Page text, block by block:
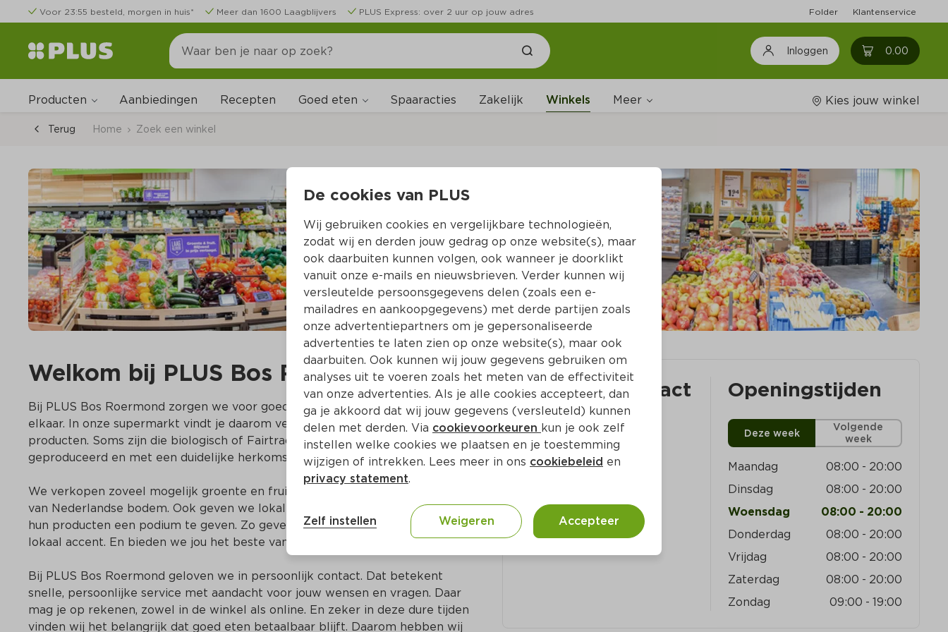
Voor 23:55 besteld, morgen in huis* Meer dan 1600 Laagblijvers PLUS Express: over 2 uur op jouw adres Folder Klantenservice
Inloggen 0.00 0
Producten Aanbiedingen Recepten Goed eten Spaaracties Zakelijk Winkels Meer
Wijnshop
Boodschappenlijstjes
Kies jouw winkel
Terug Home Zoek een winkel
Welkom bij PLUS Bos Roermond
Bij PLUS Bos Roermond zorgen we voor goed eten, voor de buurt en voor
elkaar. In onze supermarkt vindt je daarom veel verse en lokale
producten. Soms zijn die biologisch of Fairtrade. Maar altijd zijn ze eerlijk
geproduceerd en met een duidelijke herkomst. Zo weet jij wat je eet.
We verkopen zoveel mogelijk groente en fruit uit het seizoen, liefst
van Nederlandse bodem. Ook geven we lokale ondernemers de ruimte om
hun producten een podium te geven. Zo geven we ons landelijke merk een
lokaal accent. En bieden we jou het beste van twee werelden.
Bij PLUS Bos Roermond geloven we in persoonlijk contact. Dat betekent
snelle, persoonlijke service met aandacht voor jouw wensen en vragen. Daar
mag je op rekenen, zowel in de winkel als online. En zeker in deze dure tijden
vinden wij het belangrijk dat goed eten betaalbaar blijft. Daarom hebben wij
Adres en contact
Beekweg 6 6042 JJ
Roermond
Openingstijden
Deze week
Volgende
week
Maandag 08:00 - 20:00
Dinsdag
08:00 - 20:00
Woensdag
08:00 - 20:00
Donderdag
08:00 - 20:00
Vrijdag
08:00 - 20:00
Zaterdag
08:00 - 20:00
Zondag
09:00 - 19:00
De cookies van PLUS
Wij gebruiken cookies en vergelijkbare technologieën,
zodat wij en derden jouw gedrag op onze website(s), maar
ook daarbuiten kunnen volgen, ook wanneer je doorklikt
vanuit onze e-mails en nieuwsbrieven. Verder kunnen wij
versleutelde persoonsgegevens delen (zoals een e-
mailadres en aankoopgegevens) met derde partijen zoals
onze advertentiepartners om je gepersonaliseerde
advertenties te laten zien op onze website(s), maar ook
daarbuiten. Ook kunnen wij jouw gegevens gebruiken om
analyses uit te voeren zoals het meten van de effectiviteit
van onze advertenties. Als je alle cookies accepteert, dan
ga je akkoord dat wij jouw gegevens (versleuteld) kunnen
delen met derden. Via cookievoorkeuren kun je ook zelf
instellen welke cookies we plaatsen en je toestemming
wijzigen of intrekken. Lees meer in ons cookiebeleid en
privacy statement.
Zelf instellen Weigeren Accepteer